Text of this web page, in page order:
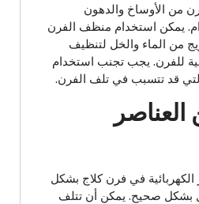
من الأوساخ والدهون
يمكن استخدام منظف الفرن
من الماء والخل لتنظيف
للفرن. يجب تجنب استخدام
التي قد تتسبب في تلف الفرن.
العناصر
في فرن كلاج بشكل
بشكل صحيح. يمكن أن تتلف